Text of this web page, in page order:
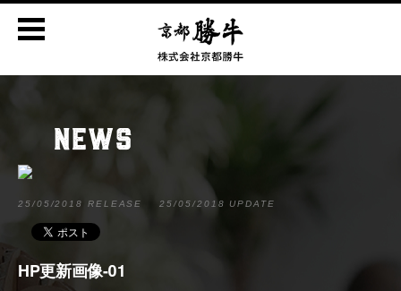
NEWS
25/05/2018 RELEASE 25/05/2018 UPDATE
HP更新画像-01